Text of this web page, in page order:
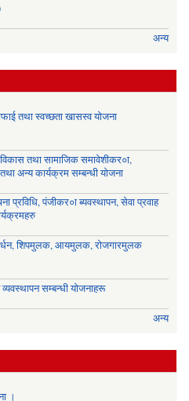
अन्य
तथा स्वच्छता खासस्व योजना
तथा सामाजिक समावेशीकर०ा,
अन्य कार्यक्रम सम्बन्धी योजना
प्रविधि, पंजीकर०ा ब्यवस्थापन, सेवा प्रवाह
शिपमुलक, आयमुलक, रोजगारमुलक
सम्बन्धी योजनाहरू
अन्य
।